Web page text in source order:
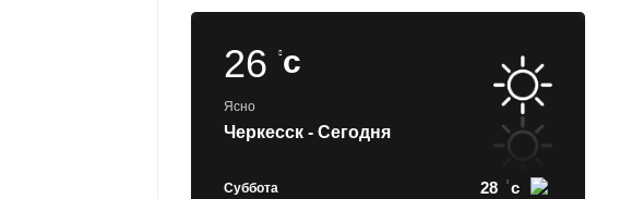
26c
Ясно
Черкесск - Сегодня
Суббота 28 c